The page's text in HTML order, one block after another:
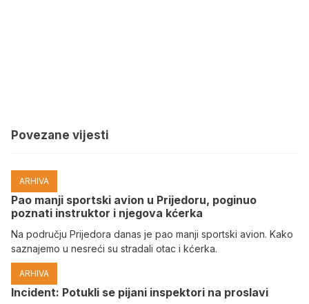
Povezane vijesti
ARHIVA
Pao manji sportski avion u Prijedoru, poginuo
poznati instruktor i njegova kćerka
Na području Prijedora danas je pao manji sportski avion. Kako
saznajemo u nesreći su stradali otac i kćerka.
ARHIVA
Incident: Potukli se pijani inspektori na proslavi